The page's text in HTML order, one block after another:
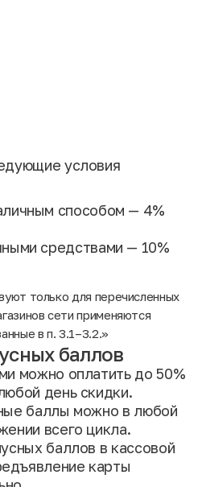
условия
способом — 4%
средствами — 10%
только для перечисленных
сети применяются
в п. 3.1–3.2.»
баллов
можно оплатить до 50%
день скидки.
баллы можно в любой
всего цикла.
баллов в кассовой
карты